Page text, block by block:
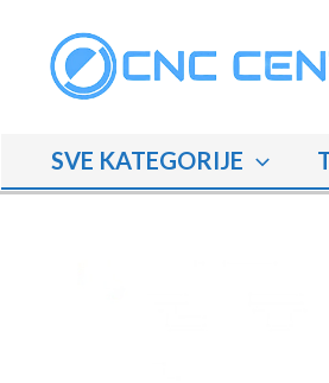
content
SVE KATEGORIJE